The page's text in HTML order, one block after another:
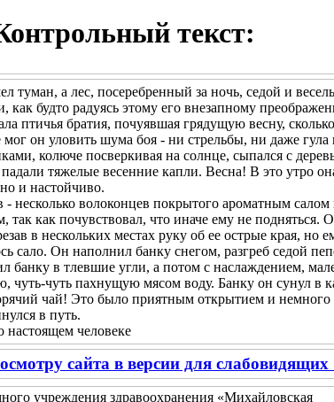
текст:
туман, а лес, посеребренный за ночь, седой и
как будто радуясь этому его внезапному
птичья братия, почуявшая грядущую весну,
он уловить шума боя - ни стрельбы, ни даже гула
колюче посверкивая на солнце, сыпался с
падали тяжелые весенние капли. Весна! В это утро
и настойчиво.
несколько волоконцев покрытого ароматным салом
так как почувствовал, что иначе ему не подняться.
в нескольких местах руку об ее острые края, но
сало. Он наполнил банку снегом, разгреб седой
банку в тлевшие угли, а потом с наслаждением,
чуть-чуть пахнущую мясом воду. Банку он сунул в
чай! Это было приятным открытием и немного
в путь.
человеке
сайта в версии для
учреждения здравоохранения «Михайловская